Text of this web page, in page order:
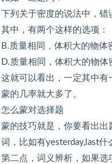
下列关于密度的说法中，错
其中，有两个这样的选项：
B.质量相同，体积大的物体
D.质量相同，体积大的物体
这就可以看出，一定其中
蒙的几率就大多了。
怎么蒙对选择题
蒙的技巧就是，你要看出
词，比如有yesterday,last
第二点，词义辨析，如果选